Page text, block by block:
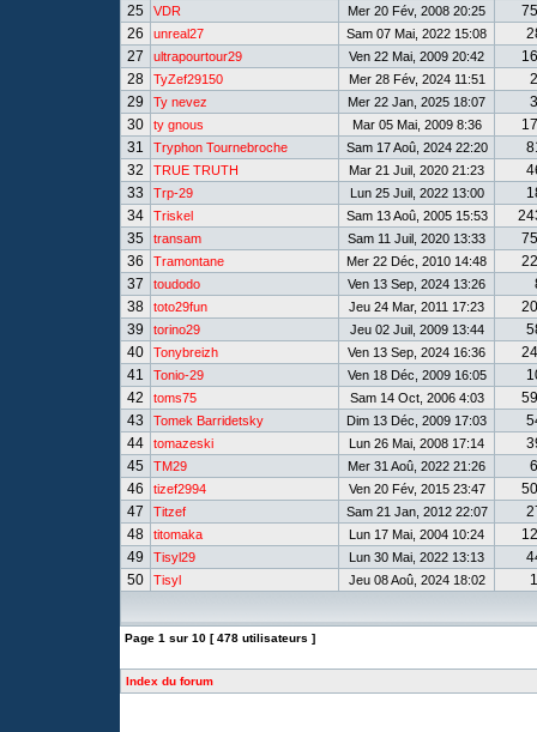
25
VDR Mer 20 Fév, 2008 20:25
26
unreal27 Sam 07 Mai, 2022 15:08
27
ultrapourtour29 Ven 22 Mai, 2009 20:42
28
TyZef29150 Mer 28 Fév, 2024 11:51
29
Ty nevez Mer 22 Jan, 2025 18:07
30
ty gnous Mar 05 Mai, 2009 8:36
31
Tryphon Tournebroche Sam 17 Aoû, 2024 22:20
32
TRUE TRUTH Mar 21 Juil, 2020 21:23
33
Trp-29 Lun 25 Juil, 2022 13:00
34
Triskel Sam 13 Aoû, 2005 15:53
35
transam Sam 11 Juil, 2020 13:33
36
Tramontane Mer 22 Déc, 2010 14:48
37
toudodo Ven 13 Sep, 2024 13:26
38
toto29fun Jeu 24 Mar, 2011 17:23
39
torino29 Jeu 02 Juil, 2009 13:44
40
Tonybreizh Ven 13 Sep, 2024 16:36
41
Tonio-29 Ven 18 Déc, 2009 16:05
42
toms75 Sam 14 Oct, 2006 4:03
43
Tomek Barridetsky Dim 13 Déc, 2009 17:03
44
tomazeski Lun 26 Mai, 2008 17:14
45
TM29 Mer 31 Aoû, 2022 21:26
46
tizef2994 Ven 20 Fév, 2015 23:47
47
Titzef Sam 21 Jan, 2012 22:07
48
titomaka Lun 17 Mai, 2004 10:24
49
Tisyl29 Lun 30 Mai, 2022 13:13
50
Tisyl Jeu 08 Aoû, 2024 18:02
Page 1 sur 10 [ 478 utilisateurs ]
Index du forum